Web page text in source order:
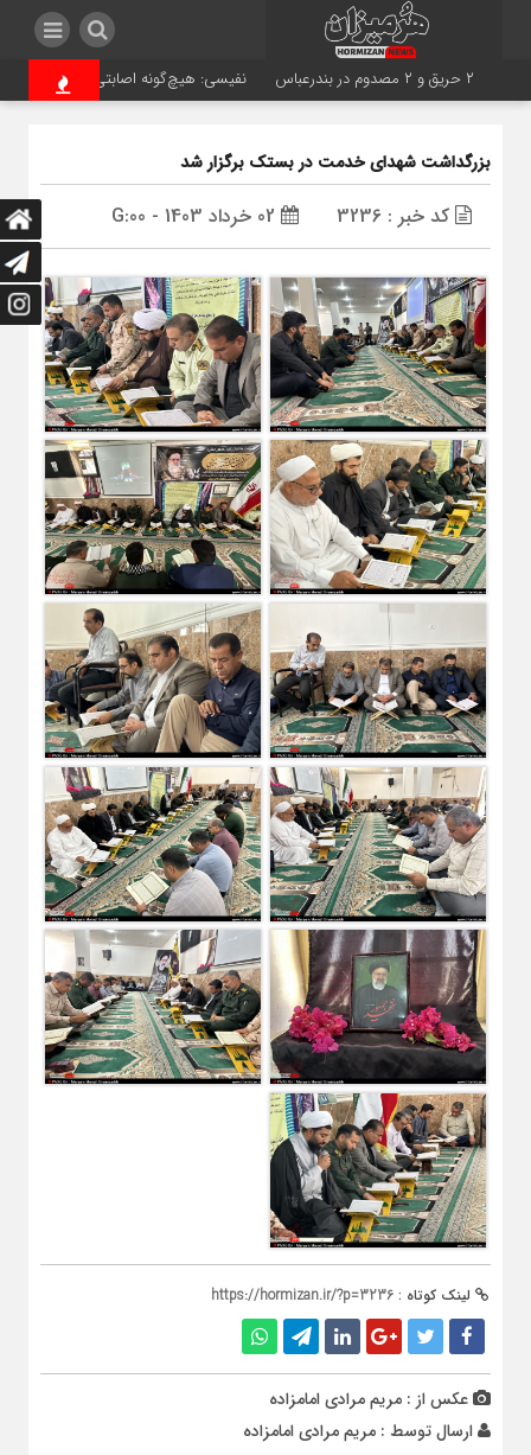
نفیسی: هیچ‌گونه اصابتی در قشم و
بزرگداشت شهدای خدمت در بستک برگزار شد
کد خبر : 3236
لینک کوتاه : https://hormizan.ir/?p=3236
عکس از : مریم مرادی امامزاده
ارسال توسط : مریم مرادی امامزاده